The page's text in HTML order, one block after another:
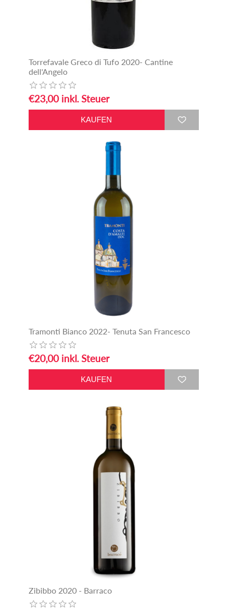
Torrefavale Greco di Tufo 2020- Cantine
dell'Angelo
€23,00 inkl. Steuer
Tramonti Bianco 2022- Tenuta San Francesco
€20,00 inkl. Steuer
Zibibbo 2020 - Barraco